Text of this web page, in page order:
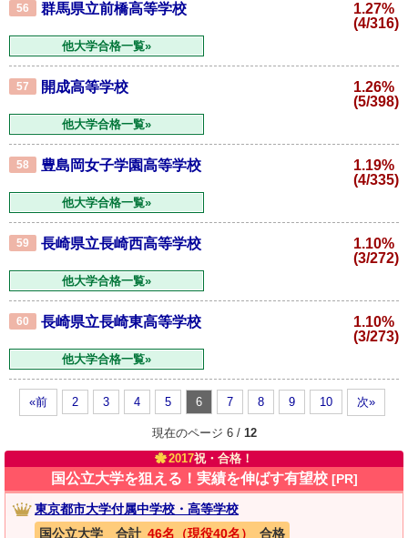
56 群馬県立前橋高等学校
1.27%
(4/316)
他大学合格一覧»
57 開成高等学校
1.26%
(5/398)
他大学合格一覧»
58 豊島岡女子学園高等学校
1.19%
(4/335)
他大学合格一覧»
59 長崎県立長崎西高等学校
1.10%
(3/272)
他大学合格一覧»
60 長崎県立長崎東高等学校
1.10%
(3/273)
他大学合格一覧»
«前 2 3 4 5 6 7 8 9 10 次»
現在のページ 6 / 12
2017祝・合格！
国公立大学を狙える！実績を伸ばす有望校 [PR]
東京都市大学付属中学校・高等学校
国公立大学 合計 46名（現役40名） 合格